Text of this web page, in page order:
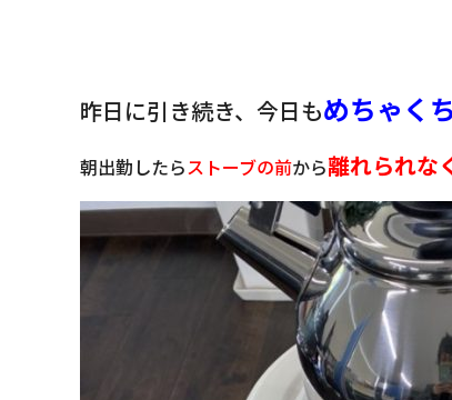
昨日に引き続き、今日もめちゃく
朝出勤したらストーブの前から離れられな